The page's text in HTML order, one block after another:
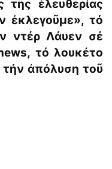
τῆς ἐλευθερίας
ἐκλεγοῦμε», τό
ντέρ Λάυεν σέ
τό λουκέτο
ἀπόλυση τοῦ